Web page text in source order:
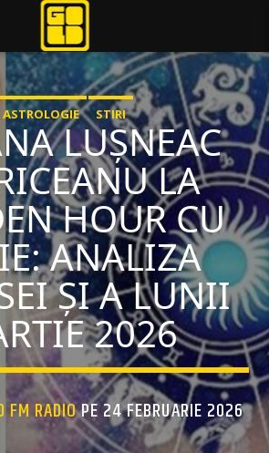
ASTROLOGIE STIRI
LUȘNEAC
LA
HOUR CU
ANALIZA
ȘI A LUNII
2026
FM RADIOPE 24 FEBRUARIE 2026